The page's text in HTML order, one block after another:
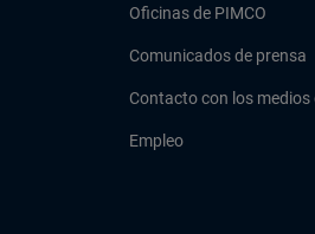
Oficinas de PIMCO
Comunicados de prensa
Contacto con los
Empleo